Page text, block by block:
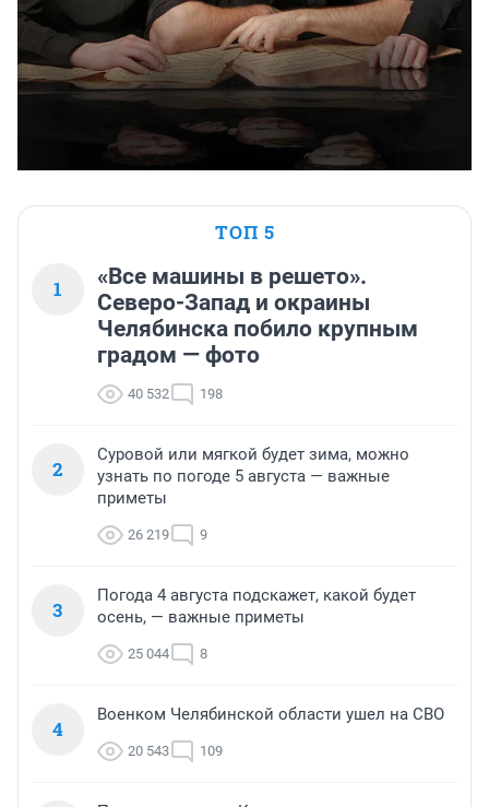
ТОП 5
1
«Все машины в решето».
Северо-Запад и окраины
Челябинска побило крупным
градом — фото
40 532 198
2
Суровой или мягкой будет зима, можно
узнать по погоде 5 августа — важные
приметы
26 219 9
3
Погода 4 августа подскажет, какой будет
осень, — важные приметы
25 044 8
4
Военком Челябинской области ушел на СВО
20 543 109